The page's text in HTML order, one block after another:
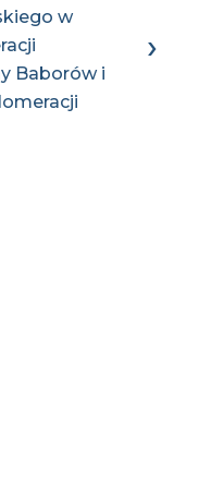
w
Baborów i